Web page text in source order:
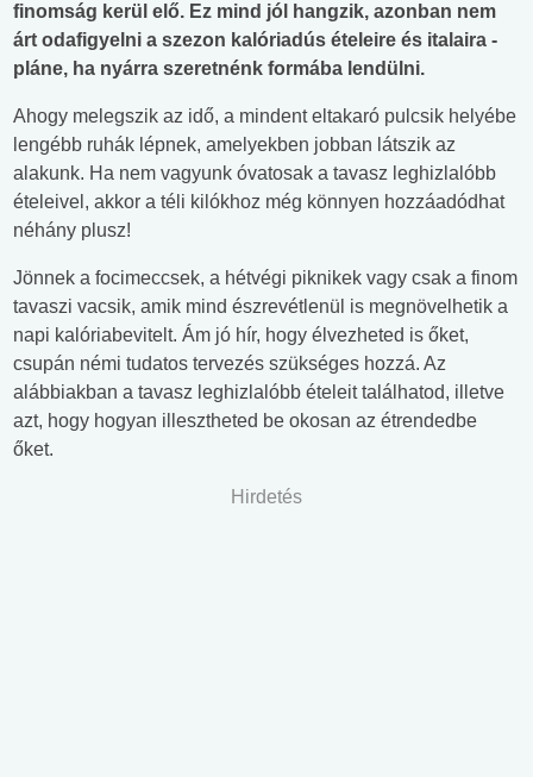
finomság kerül elő. Ez mind jól hangzik, azonban nem
árt odafigyelni a szezon kalóriadús ételeire és italaira -
pláne, ha nyárra szeretnénk formába lendülni.
Ahogy melegszik az idő, a mindent eltakaró pulcsik helyébe
lengébb ruhák lépnek, amelyekben jobban látszik az
alakunk. Ha nem vagyunk óvatosak a tavasz leghizlalóbb
ételeivel, akkor a téli kilókhoz még könnyen hozzáadódhat
néhány plusz!
Jönnek a focimeccsek, a hétvégi piknikek vagy csak a finom
tavaszi vacsik, amik mind észrevétlenül is megnövelhetik a
napi kalóriabevitelt. Ám jó hír, hogy élvezheted is őket,
csupán némi tudatos tervezés szükséges hozzá. Az
alábbiakban a tavasz leghizlalóbb ételeit találhatod, illetve
azt, hogy hogyan illesztheted be okosan az étrendedbe
őket.
Hirdetés